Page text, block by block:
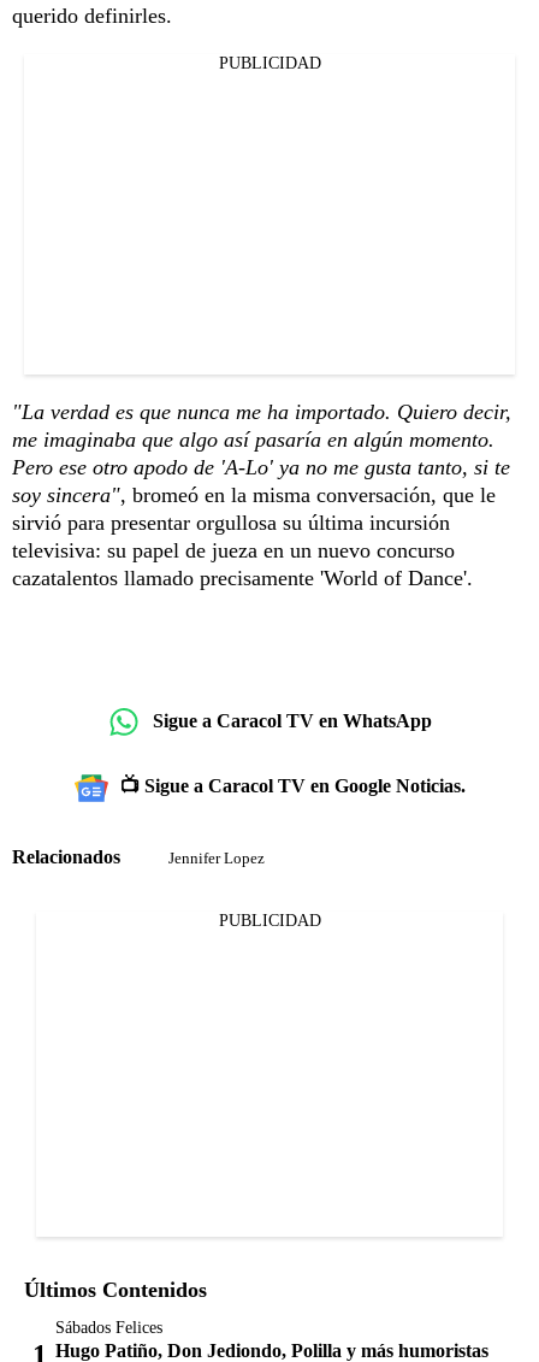
querido definirles.
PUBLICIDAD
"La verdad es que nunca me ha importado. Quiero decir,
me imaginaba que algo así pasaría en algún momento.
Pero ese otro apodo de 'A-Lo' ya no me gusta tanto, si te
soy sincera", bromeó en la misma conversación, que le
sirvió para presentar orgullosa su última incursión
televisiva: su papel de jueza en un nuevo concurso
cazatalentos llamado precisamente 'World of Dance'.
Sigue a Caracol TV en WhatsApp
📺 Sigue a Caracol TV en Google Noticias.
Relacionados Jennifer Lopez
PUBLICIDAD
Últimos Contenidos
Sábados Felices
Hugo Patiño, Don Jediondo, Polilla y más humoristas